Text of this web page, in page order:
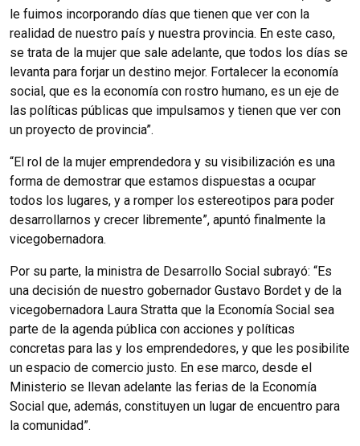
le fuimos incorporando días que tienen que ver con la
realidad de nuestro país y nuestra provincia. En este caso,
se trata de la mujer que sale adelante, que todos los días se
levanta para forjar un destino mejor. Fortalecer la economía
social, que es la economía con rostro humano, es un eje de
las políticas públicas que impulsamos y tienen que ver con
un proyecto de provincia”.
“El rol de la mujer emprendedora y su visibilización es una
forma de demostrar que estamos dispuestas a ocupar
todos los lugares, y a romper los estereotipos para poder
desarrollarnos y crecer libremente”, apuntó finalmente la
vicegobernadora.
Por su parte, la ministra de Desarrollo Social subrayó: “Es
una decisión de nuestro gobernador Gustavo Bordet y de la
vicegobernadora Laura Stratta que la Economía Social sea
parte de la agenda pública con acciones y políticas
concretas para las y los emprendedores, y que les posibilite
un espacio de comercio justo. En ese marco, desde el
Ministerio se llevan adelante las ferias de la Economía
Social que, además, constituyen un lugar de encuentro para
la comunidad”.